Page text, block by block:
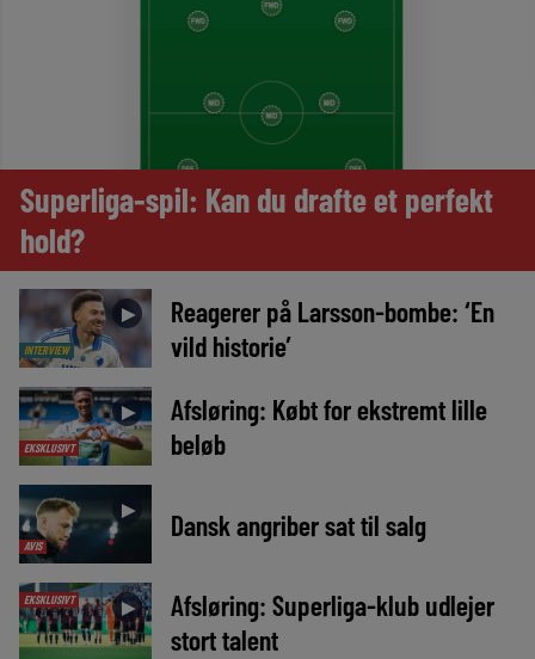
Superliga-spil: Kan du drafte et perfekt
hold?
INTERVIEW
►
Reagerer på Larsson-bombe: ‘En
vild historie’
EKSKLUSIVT
►
Afsløring: Købt for ekstremt lille
beløb
AVIS
► Dansk angriber sat til salg
EKSKLUSIVT ►
Afsløring: Superliga-klub udlejer
stort talent